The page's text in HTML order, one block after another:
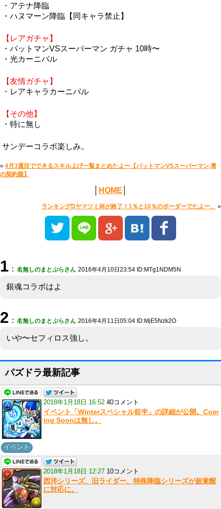
・アテナ降臨
・ハヌマーン降臨【同キャラ禁止】
【レアガチャ】
・バットマンVSスーパーマン ガチャ 10時〜
・光カーニバル
【友情ガチャ】
・レアキャラカーニバル
【その他】
・特に無し
サンデーコラボ楽しみ。
« 4月3週目でできるスキル上げ一覧まとめたよー【バットマンVSスーパーマン,青
の契約龍】
HOME
ランキングDヤマツミ杯が終了！1％と10％のボーダーでたよー。 »
1 ： 名無しのまとぷらさん 2016年4月10日23:54 ID:MTg1NDM5N
銀魂コラボはよ
2 ： 名無しのまとぷらさん 2016年4月11日05:04 ID:MjE5Nzk2O
いや〜セフィロス強し。
パズドラ最新記事
2018年1月18日 16:52 40コメント
イベント「Winterスペシャル前半」の詳細が公開。Com
ing Soonは無し。
イベント
2018年1月18日 12:27 10コメント
西洋シリーズ、旧ライダー、特殊降臨シリーズが超覚醒
に対応に。